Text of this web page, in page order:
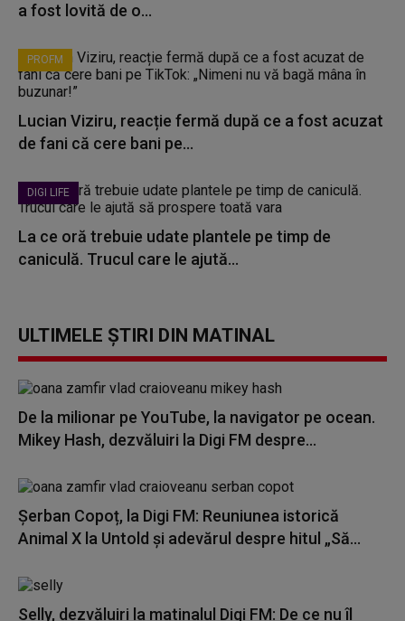
a fost lovită de o...
PROFM
Lucian Viziru, reacție fermă după ce a fost acuzat
de fani că cere bani pe...
DIGI LIFE
La ce oră trebuie udate plantele pe timp de
caniculă. Trucul care le ajută...
ULTIMELE ȘTIRI DIN MATINAL
De la milionar pe YouTube, la navigator pe ocean.
Mikey Hash, dezvăluiri la Digi FM despre...
Șerban Copoț, la Digi FM: Reuniunea istorică
Animal X la Untold și adevărul despre hitul „Să...
Selly, dezvăluiri la matinalul Digi FM: De ce nu îl